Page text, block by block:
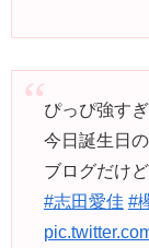
ぴっぴ強す
今日誕生日
ブログだけ
#志田愛佳 #